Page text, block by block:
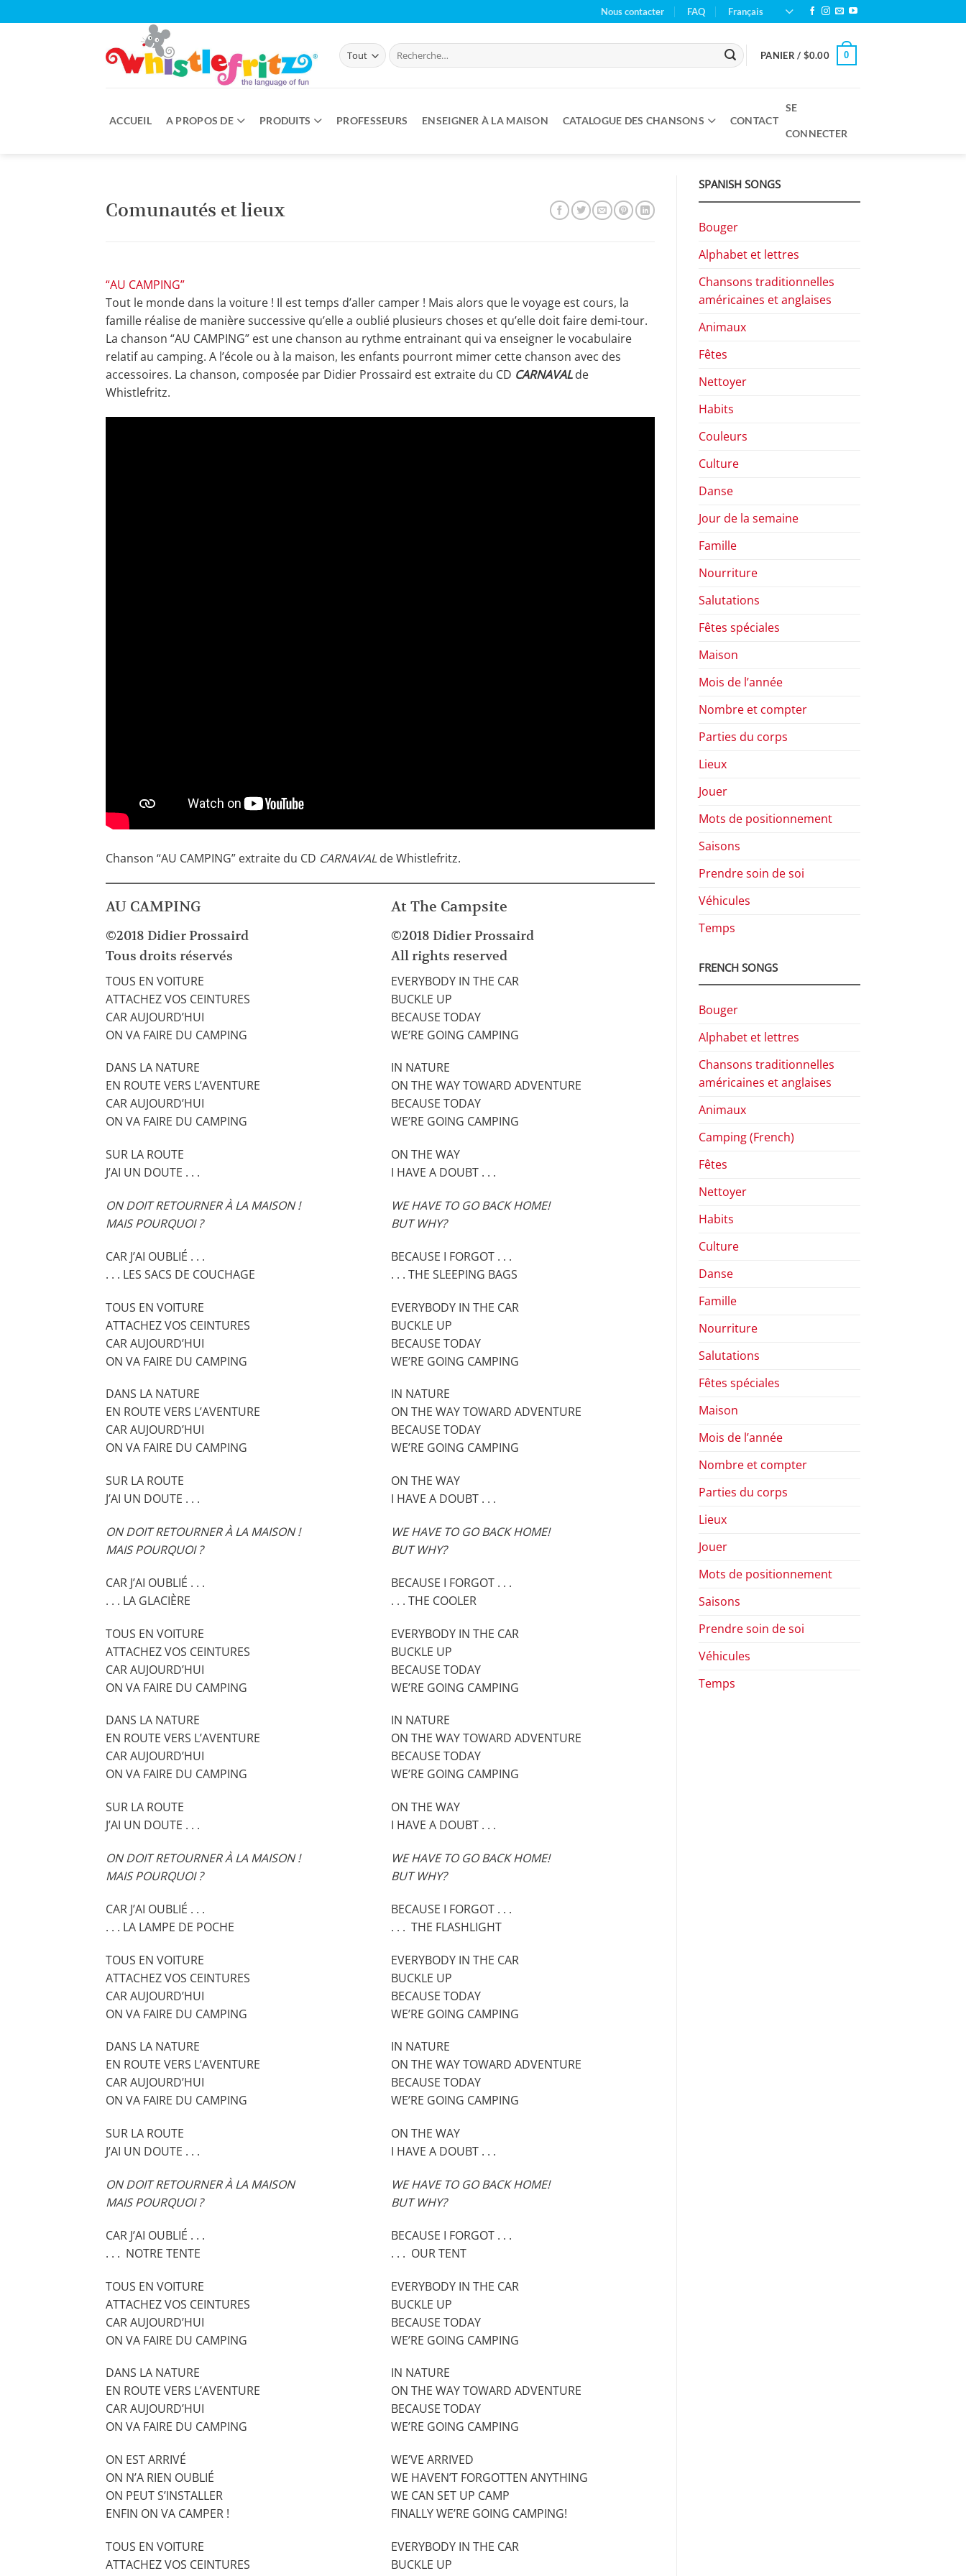
au
Nous contacter FAQ Français
Recherche
pour :
PANIER / $0.00 0
ACCUEIL A PROPOS DE PRODUITS PROFESSEURS ENSEIGNER À LA MAISON CATALOGUE DES CHANSONS CONTACT
SE
CONNECTER
Comunautés et lieux
“AU CAMPING”
Tout le monde dans la voiture ! Il est temps d’aller camper ! Mais alors que le voyage est cours, la
famille réalise de manière successive qu’elle a oublié plusieurs choses et qu’elle doit faire demi-tour.
La chanson “AU CAMPING” est une chanson au rythme entrainant qui va enseigner le vocabulaire
relatif au camping. A l’école ou à la maison, les enfants pourront mimer cette chanson avec des
accessoires. La chanson, composée par Didier Prossaird est extraite du CD CARNAVALde
Whistlefritz.
Chanson “AU CAMPING” extraite du CD CARNAVAL de Whistlefritz.
AU CAMPING
©2018 Didier Prossaird
Tous droits réservés
TOUS EN VOITURE
ATTACHEZ VOS CEINTURES
CAR AUJOURD’HUI
ON VA FAIRE DU CAMPING
DANS LA NATURE
EN ROUTE VERS L’AVENTURE
CAR AUJOURD’HUI
ON VA FAIRE DU CAMPING
SUR LA ROUTE
J’AI UN DOUTE . . .
ON DOIT RETOURNER À LA MAISON !
MAIS POURQUOI ?
CAR J’AI OUBLIÉ . . .
. . . LES SACS DE COUCHAGE
TOUS EN VOITURE
ATTACHEZ VOS CEINTURES
CAR AUJOURD’HUI
ON VA FAIRE DU CAMPING
DANS LA NATURE
EN ROUTE VERS L’AVENTURE
CAR AUJOURD’HUI
ON VA FAIRE DU CAMPING
SUR LA ROUTE
J’AI UN DOUTE . . .
ON DOIT RETOURNER À LA MAISON !
MAIS POURQUOI ?
CAR J’AI OUBLIÉ . . .
. . . LA GLACIÈRE
TOUS EN VOITURE
ATTACHEZ VOS CEINTURES
CAR AUJOURD’HUI
ON VA FAIRE DU CAMPING
DANS LA NATURE
EN ROUTE VERS L’AVENTURE
CAR AUJOURD’HUI
ON VA FAIRE DU CAMPING
SUR LA ROUTE
J’AI UN DOUTE . . .
ON DOIT RETOURNER À LA MAISON !
MAIS POURQUOI ?
CAR J’AI OUBLIÉ . . .
. . . LA LAMPE DE POCHE
TOUS EN VOITURE
ATTACHEZ VOS CEINTURES
CAR AUJOURD’HUI
ON VA FAIRE DU CAMPING
DANS LA NATURE
EN ROUTE VERS L’AVENTURE
CAR AUJOURD’HUI
ON VA FAIRE DU CAMPING
SUR LA ROUTE
J’AI UN DOUTE . . .
ON DOIT RETOURNER À LA MAISON
MAIS POURQUOI ?
CAR J’AI OUBLIÉ . . .
. . . NOTRE TENTE
TOUS EN VOITURE
ATTACHEZ VOS CEINTURES
CAR AUJOURD’HUI
ON VA FAIRE DU CAMPING
DANS LA NATURE
EN ROUTE VERS L’AVENTURE
CAR AUJOURD’HUI
ON VA FAIRE DU CAMPING
ON EST ARRIVÉ
ON N’A RIEN OUBLIÉ
ON PEUT S’INSTALLER
ENFIN ON VA CAMPER !
TOUS EN VOITURE
ATTACHEZ VOS CEINTURES
At The Campsite
©2018 Didier Prossaird
All rights reserved
EVERYBODY IN THE CAR
BUCKLE UP
BECAUSE TODAY
WE’RE GOING CAMPING
IN NATURE
ON THE WAY TOWARD ADVENTURE
BECAUSE TODAY
WE’RE GOING CAMPING
ON THE WAY
I HAVE A DOUBT . . .
WE HAVE TO GO BACK HOME!
BUT WHY?
BECAUSE I FORGOT . . .
. . . THE SLEEPING BAGS
EVERYBODY IN THE CAR
BUCKLE UP
BECAUSE TODAY
WE’RE GOING CAMPING
IN NATURE
ON THE WAY TOWARD ADVENTURE
BECAUSE TODAY
WE’RE GOING CAMPING
ON THE WAY
I HAVE A DOUBT . . .
WE HAVE TO GO BACK HOME!
BUT WHY?
BECAUSE I FORGOT . . .
. . . THE COOLER
EVERYBODY IN THE CAR
BUCKLE UP
BECAUSE TODAY
WE’RE GOING CAMPING
IN NATURE
ON THE WAY TOWARD ADVENTURE
BECAUSE TODAY
WE’RE GOING CAMPING
ON THE WAY
I HAVE A DOUBT . . .
WE HAVE TO GO BACK HOME!
BUT WHY?
BECAUSE I FORGOT . . .
. . . THE FLASHLIGHT
EVERYBODY IN THE CAR
BUCKLE UP
BECAUSE TODAY
WE’RE GOING CAMPING
IN NATURE
ON THE WAY TOWARD ADVENTURE
BECAUSE TODAY
WE’RE GOING CAMPING
ON THE WAY
I HAVE A DOUBT . . .
WE HAVE TO GO BACK HOME!
BUT WHY?
BECAUSE I FORGOT . . .
. . . OUR TENT
EVERYBODY IN THE CAR
BUCKLE UP
BECAUSE TODAY
WE’RE GOING CAMPING
IN NATURE
ON THE WAY TOWARD ADVENTURE
BECAUSE TODAY
WE’RE GOING CAMPING
WE’VE ARRIVED
WE HAVEN’T FORGOTTEN ANYTHING
WE CAN SET UP CAMP
FINALLY WE’RE GOING CAMPING!
EVERYBODY IN THE CAR
BUCKLE UP
SPANISH SONGS
Bouger
Alphabet et lettres
Chansons traditionnelles
américaines et anglaises
Animaux
Fêtes
Nettoyer
Habits
Couleurs
Culture
Danse
Jour de la semaine
Famille
Nourriture
Salutations
Fêtes spéciales
Maison
Mois de l’année
Nombre et compter
Parties du corps
Lieux
Jouer
Mots de positionnement
Saisons
Prendre soin de soi
Véhicules
Temps
FRENCH SONGS
Bouger
Alphabet et lettres
Chansons traditionnelles
américaines et anglaises
Animaux
Camping (French)
Fêtes
Nettoyer
Habits
Culture
Danse
Famille
Nourriture
Salutations
Fêtes spéciales
Maison
Mois de l’année
Nombre et compter
Parties du corps
Lieux
Jouer
Mots de positionnement
Saisons
Prendre soin de soi
Véhicules
Temps